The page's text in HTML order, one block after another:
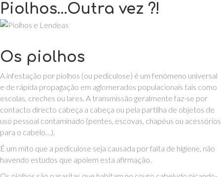
Piolhos…Outra vez ?!
Os piolhos
A infestação por piolhos (ou pediculose) é um fenómeno universal
e de rápida propagação em aglomerados populacionais tais como
escolas, creches ou lares. A transmissão geralmente faz-se por
contacto directo cabeça a cabeça ou pela partilha de objetos de
uso pessoal contaminado (pentes, escovas, chapéus ou acessórios
para o cabelo…).
É um mito que a pediculose seja causada por falta de higiene, não
havendo estudos que apoiem esta afirmação.